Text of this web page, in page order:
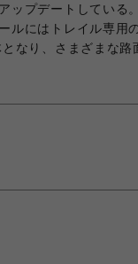
ップデートしている
ルにはトレイル専用
なり、さまざまな